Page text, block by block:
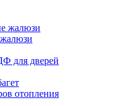
жалюзи
для дверей
отопления